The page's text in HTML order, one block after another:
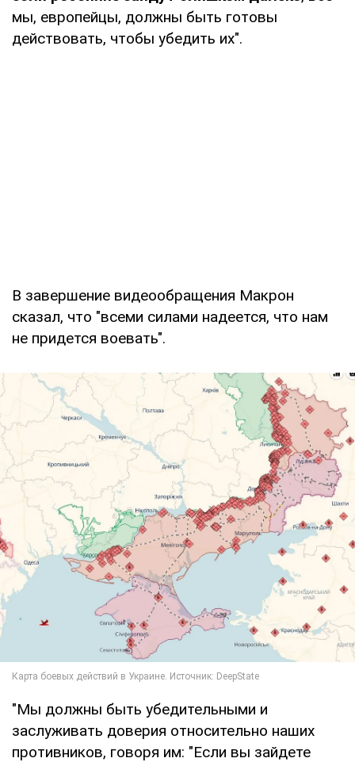
мы, европейцы, должны быть готовы
действовать, чтобы убедить их".
В завершение видеообращения Макрон
сказал, что "всеми силами надеется, что нам
не придется воевать".
"Мы должны быть убедительными и
заслуживать доверия относительно наших
противников, говоря им: "Если вы зайдете